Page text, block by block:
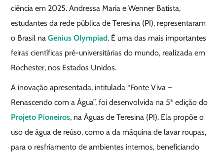
ciência em 2025. Andressa Maria e Wenner Batista,
estudantes da rede pública de Teresina (PI), representaram
o Brasil naGenius Olympiad. É uma das mais importantes
feiras científicas pré-universitárias do mundo, realizada em
Rochester, nos Estados Unidos.
A inovação apresentada, intitulada “Fonte Viva –
Renascendo com a Água”, foi desenvolvida na 5ª edição do
Projeto Pioneiros, na Águas de Teresina (PI). Ela propõe o
uso de água de reúso, como a da máquina de lavar roupas,
para o resfriamento de ambientes internos, beneficiando